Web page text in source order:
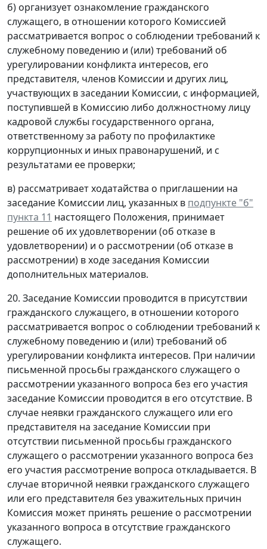
б) организует ознакомление гражданского
служащего, в отношении которого Комиссией
рассматривается вопрос о соблюдении требований к
служебному поведению и (или) требований об
урегулировании конфликта интересов, его
представителя, членов Комиссии и других лиц,
участвующих в заседании Комиссии, с информацией,
поступившей в Комиссию либо должностному лицу
кадровой службы государственного органа,
ответственному за работу по профилактике
коррупционных и иных правонарушений, и с
результатами ее проверки;
в) рассматривает ходатайства о приглашении на
заседание Комиссии лиц, указанных в подпункте "б"
пункта 11 настоящего Положения, принимает
решение об их удовлетворении (об отказе в
удовлетворении) и о рассмотрении (об отказе в
рассмотрении) в ходе заседания Комиссии
дополнительных материалов.
20. Заседание Комиссии проводится в присутствии
гражданского служащего, в отношении которого
рассматривается вопрос о соблюдении требований к
служебному поведению и (или) требований об
урегулировании конфликта интересов. При наличии
письменной просьбы гражданского служащего о
рассмотрении указанного вопроса без его участия
заседание Комиссии проводится в его отсутствие. В
случае неявки гражданского служащего или его
представителя на заседание Комиссии при
отсутствии письменной просьбы гражданского
служащего о рассмотрении указанного вопроса без
его участия рассмотрение вопроса откладывается. В
случае вторичной неявки гражданского служащего
или его представителя без уважительных причин
Комиссия может принять решение о рассмотрении
указанного вопроса в отсутствие гражданского
служащего.